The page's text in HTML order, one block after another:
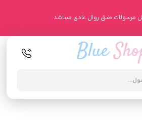
مرسولات طبق روال عادی میباشد.